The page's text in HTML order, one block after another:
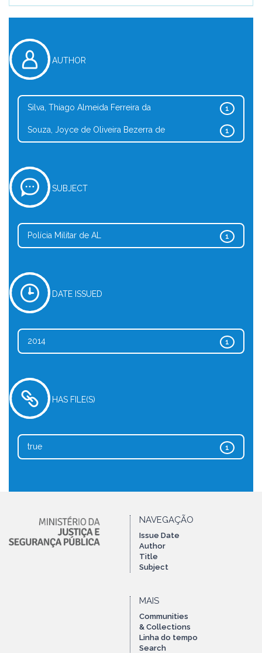
AUTHOR
1
Silva, Thiago Almeida Ferreira da
1
Souza, Joyce de Oliveira Bezerra de
SUBJECT
1
Polícia Militar de AL
DATE ISSUED
1
2014
HAS FILE(S)
1
true
NAVEGAÇÃO
Issue Date
Author
Title
Subject
MAIS
Communities
& Collections
Linha do tempo
Search